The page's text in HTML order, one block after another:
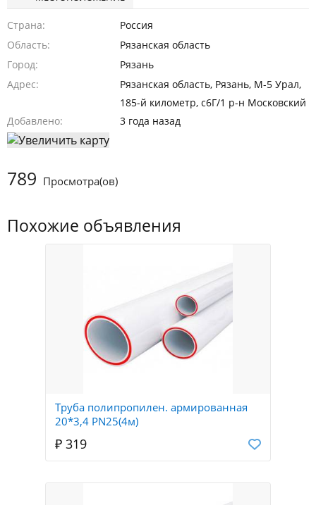
Похожие объявления
Труба полипропилен. армированная
20*3,4 PN25(4м)
₽ 319
Страна
Россия
Область
Рязанская область
Город
Рязань
Адрес
Рязанская область, Рязань, М-5 Урал,
185-й километр, с6Г/1 р-н Московский
Добавлено
3 года назад
789 Просмотра(ов)